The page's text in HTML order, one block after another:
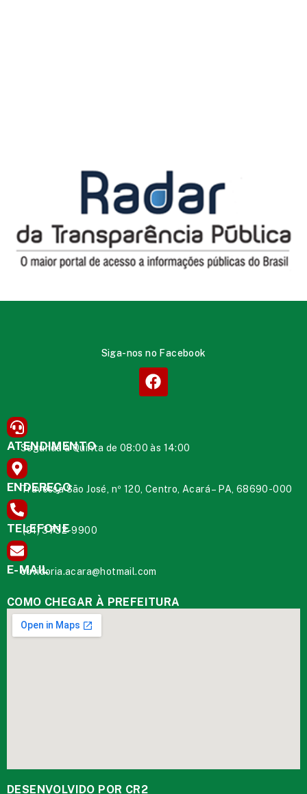
Siga-nos no Facebook
ATENDIMENTO
Segunda à Quinta de 08:00 às 14:00
ENDEREÇO
Travessa São José, nº 120, Centro, Acará – PA, 68690-000
TELEFONE
(91) 3732-9900
E-MAIL
ouvidoria.acara@hotmail.com
COMO CHEGAR À PREFEITURA
DESENVOLVIDO POR CR2